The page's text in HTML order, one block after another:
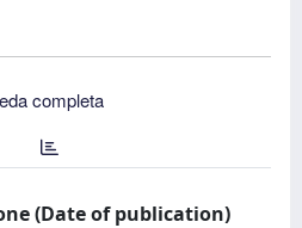
completa
(Date of publication)